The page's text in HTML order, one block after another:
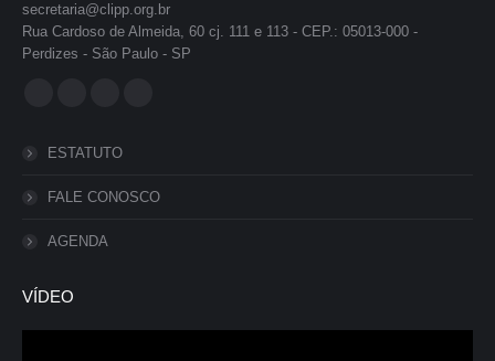
secretaria@clipp.org.br
Rua Cardoso de Almeida, 60 cj. 111 e 113 - CEP.: 05013-000 -
Perdizes - São Paulo - SP
opens
window
opens
in
window
opens
in
window
in
ESTATUTO
FALE CONOSCO
AGENDA
VÍDEO